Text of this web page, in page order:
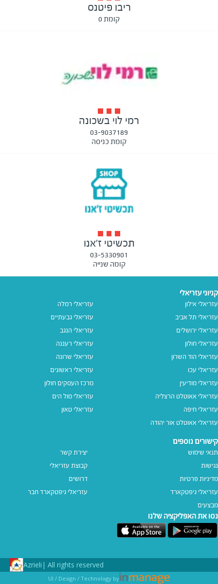
ריבו פיטנס
קומת 0
רמי לוי בשכונה
03-9037189
קומת כניסה
תכשיטי ז'אנו
03-5330901
קומה שנייה
קניוני עזריאלי
עזריאלי אילון
עזריאלי תל אביב
עזריאלי ירושלים
עזריאלי חולון
עזריאלי הוד השרון
עזריאלי עכו
עזריאלי מודיעין
עזריאלי אאוטלט הרצליה
עזריאלי חיפה
עזריאלי אאוטלט אור יהודה
עזריאלי רמלה
עזריאלי גבעתיים
עזריאלי הנגב
עזריאלי רעננה
עזריאלי שרונה
עזריאלי ראשונים
מרכז העסקים חולון
עזריאלי מול הים
עזריאלי טאון
קישורים נוספים
תנאי שימוש
נגישות
מדיניות פרטיות
עזריאלי גיפטקארד
מבצעים
יצירת קשר
קבוצת עזריאלי
דרושים
עזריאלי גיפטקארד חבר‎
נסו את האפליקציה שלנו
All rights reserved |
Azrieli
UI / Design / Technology by